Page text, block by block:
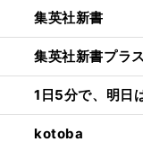
集英社新書
集英社新書プラ
1日5分で、明日
kotoba